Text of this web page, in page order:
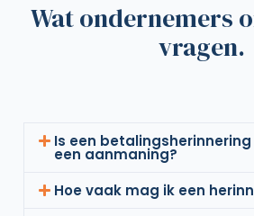
Wat ondernemers
vragen.
Is een
een aanmaning?
Hoe vaak mag ik een